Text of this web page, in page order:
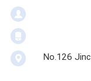
No.126